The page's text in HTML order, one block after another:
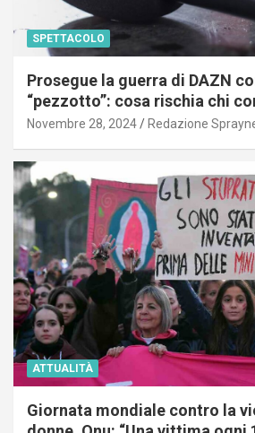
SPETTACOLO
Prosegue la guerra di DAZN
“pezzotto”: cosa rischia chi
Novembre 28, 2024 Redazione
ATTUALITÀ
Giornata mondiale contro la